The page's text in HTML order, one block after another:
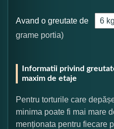
Avand o greutate de
grame portia)
Informatii privind
maxim de etaje
Pentru torturile care
minima poate fi mai mare
menționata pentru fiecare